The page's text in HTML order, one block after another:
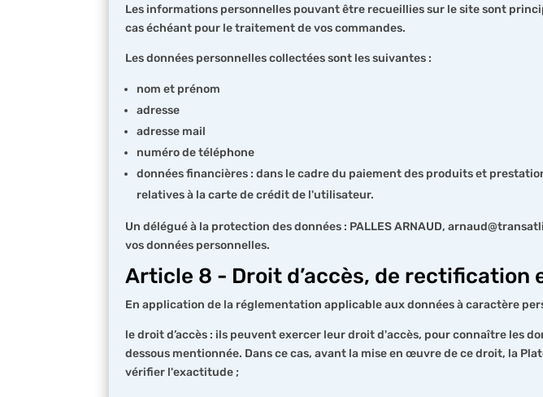
Les informations personnelles pouvant être recueillies sur le site sont
cas échéant pour le traitement de vos commandes.
Les données personnelles collectées sont les suivantes :
nom et prénom
adresse
adresse mail
numéro de téléphone
données financières : dans le cadre du paiement des produits et
relatives à la carte de crédit de l'utilisateur.
Un délégué à la protection des données : PALLES ARNAUD,
vos données personnelles.
Article 8 - Droit d’accès, de rectification
En application de la réglementation applicable aux données à caractère
le droit d’accès : ils peuvent exercer leur droit d'accès, pour connaître les
dessous mentionnée. Dans ce cas, avant la mise en œuvre de ce droit, la
vérifier l'exactitude ;